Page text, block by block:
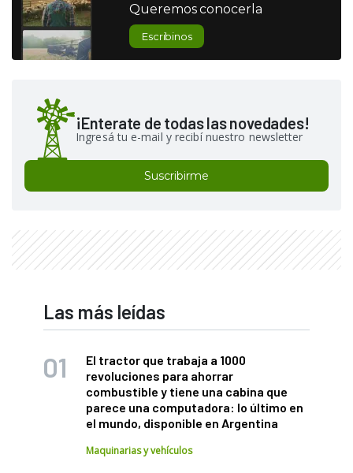
Queremos conocerla
Escribinos
¡Enterate de todas las novedades!
Ingresá tu e-mail y recibí nuestro newsletter
Suscribirme
Las más leídas
El tractor que trabaja a 1000
revoluciones para ahorrar
combustible y tiene una cabina que
parece una computadora: lo último en
el mundo, disponible en Argentina
Maquinarias y vehículos